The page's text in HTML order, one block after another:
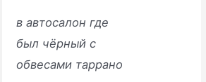
в автосалон где
был чёрный с
обвесами таррано